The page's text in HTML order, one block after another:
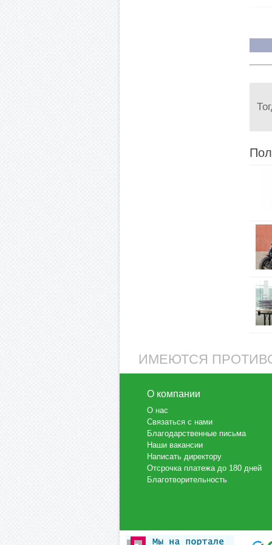
ИМЕЮТСЯ
О компании
О нас
Связаться с нами
Благодарственные письма
Наши вакансии
Написать директору
Отсрочка платежа до 180 дней
Благотворительность